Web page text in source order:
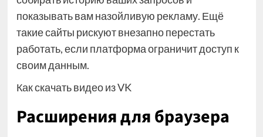
показывать вам назойливую рекламу. Ещё
такие сайты рискуют внезапно перестать
работать, если платформа ограничит доступ к
своим данным.
Как скачать видео из VK
Расширения для браузера